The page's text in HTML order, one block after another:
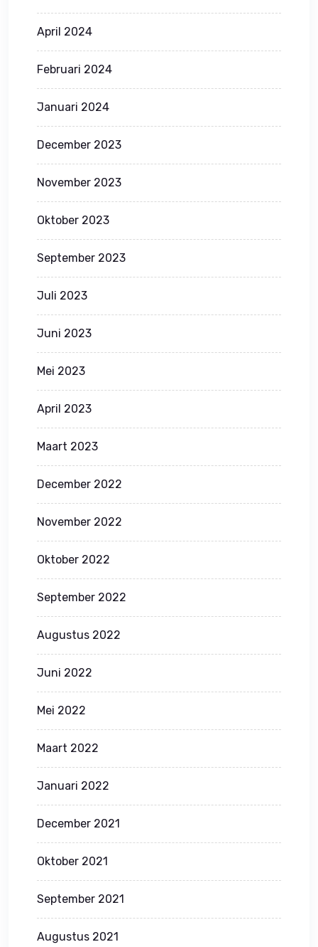
April 2024
Februari 2024
Januari 2024
December 2023
November 2023
Oktober 2023
September 2023
Juli 2023
Juni 2023
Mei 2023
April 2023
Maart 2023
December 2022
November 2022
Oktober 2022
September 2022
Augustus 2022
Juni 2022
Mei 2022
Maart 2022
Januari 2022
December 2021
Oktober 2021
September 2021
Augustus 2021